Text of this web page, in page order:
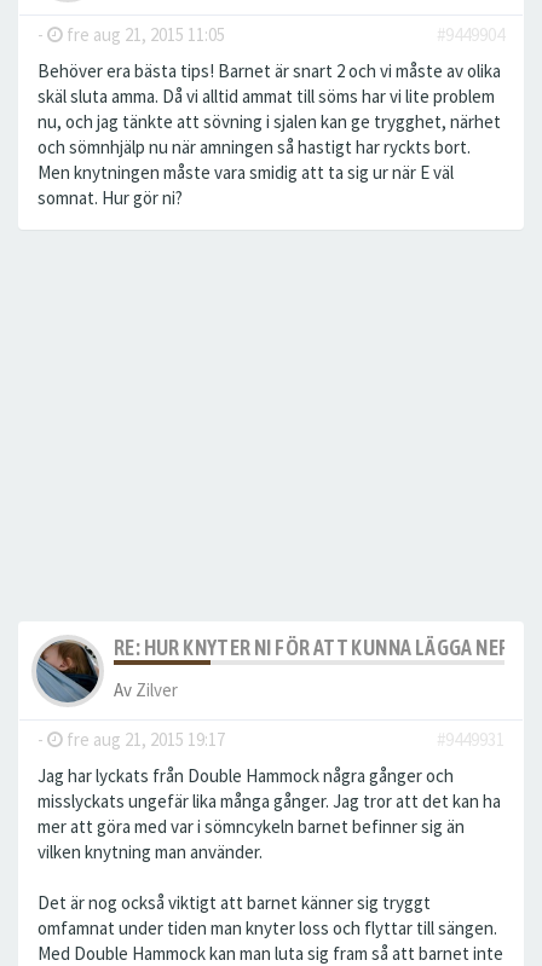
- fre aug 21, 2015 11:05
#9449904
Behöver era bästa tips! Barnet är snart 2 och vi måste av olika
skäl sluta amma. Då vi alltid ammat till söms har vi lite problem
nu, och jag tänkte att sövning i sjalen kan ge trygghet, närhet
och sömnhjälp nu när amningen så hastigt har ryckts bort.
Men knytningen måste vara smidig att ta sig ur när E väl
somnat. Hur gör ni?
RE: HUR KNYTER NI FÖR ATT KUNNA LÄGGA NER
Av Zilver
- fre aug 21, 2015 19:17
#9449931
Jag har lyckats från Double Hammock några gånger och
misslyckats ungefär lika många gånger. Jag tror att det kan ha
mer att göra med var i sömncykeln barnet befinner sig än
vilken knytning man använder.
Det är nog också viktigt att barnet känner sig tryggt
omfamnat under tiden man knyter loss och flyttar till sängen.
Med Double Hammock kan man luta sig fram så att barnet inte